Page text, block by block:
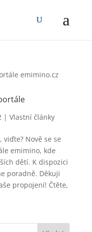
| Vlastní články
Nově se se
emimino, kde
dětí. K dispozici
poradně. Děkuji
propojení! Čtěte,